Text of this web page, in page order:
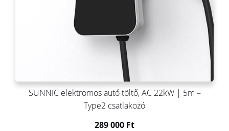
SUNNIC elektromos autó töltő, AC 22kW | 5m –
Type2 csatlakozó
289 000 Ft